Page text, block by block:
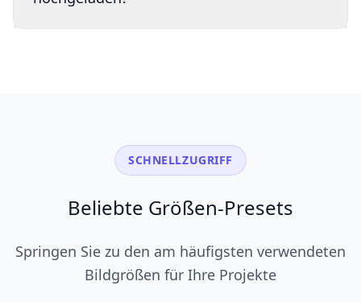
SCHNELLZUGRIFF
Beliebte Größen-Presets
Springen Sie zu den am häufigsten verwendeten
Bildgrößen für Ihre Projekte